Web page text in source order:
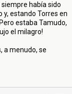
siempre había sido
y, estando Torres en
estaba Tamudo,
el milagro!
a menudo, se